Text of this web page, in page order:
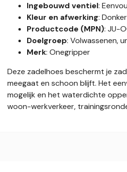
Ingebouwd ventiel:
Kleur en afwerking:
Productcode (MPN): JU-
Doelgroep: Volwassenen,
Merk: Onegripper
Deze zadelhoes beschermt je
meegaat en schoon blijft. Het
mogelijk en het waterdichte
woon-werkverkeer,